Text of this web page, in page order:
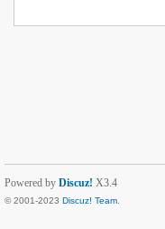
Powered by Discuz! X3.4
© 2001-2023 Discuz! Team